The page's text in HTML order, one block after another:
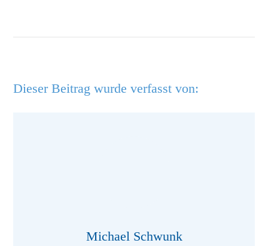
Dieser Beitrag wurde verfasst von:
Michael Schwunk